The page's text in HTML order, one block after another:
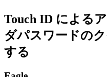
Touch ID による
ダパスワードの
する